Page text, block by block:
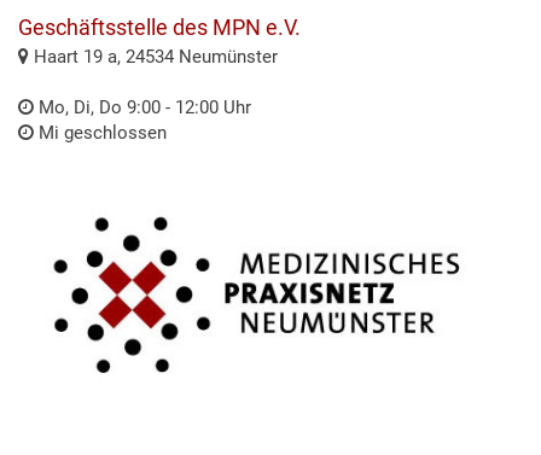
Geschäftsstelle des MPN e.V.
Haart 19 a, 24534 Neumünster
Mo, Di, Do 9:00 - 12:00 Uhr
Mi geschlossen